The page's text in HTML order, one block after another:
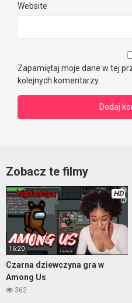
Website
Zapamiętaj moje dane w tej
kolejnych komentarzy.
Zobacz te filmy
HD
16:20
Czarna dziewczyna gra w
Among Us
362